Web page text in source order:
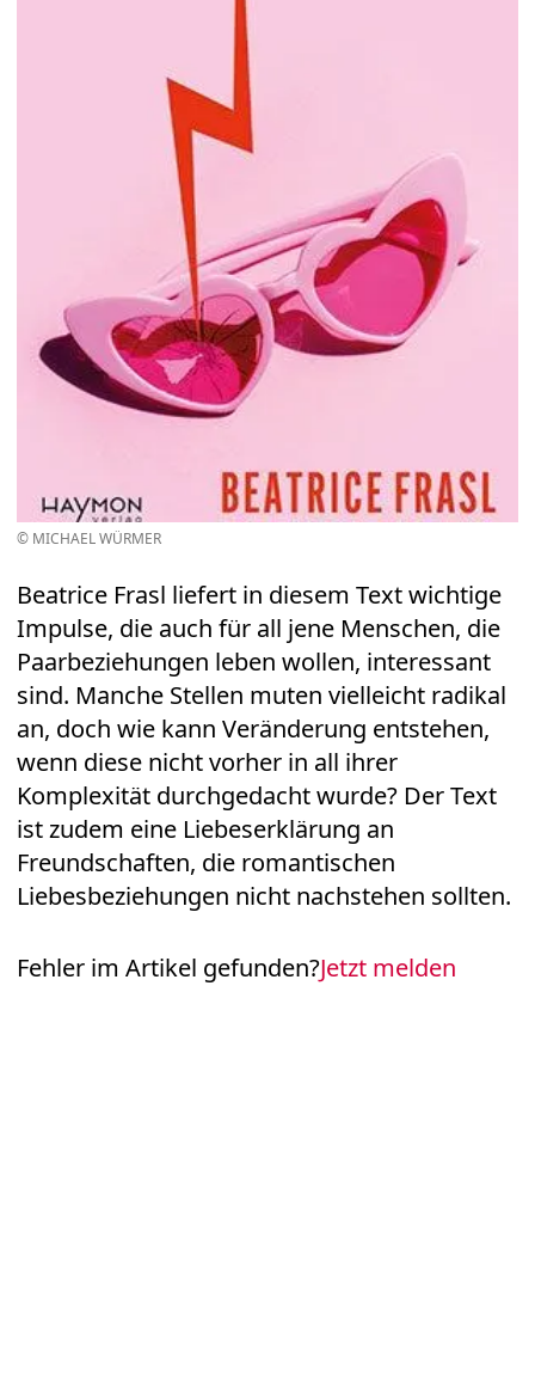
© MICHAEL WÜRMER
Beatrice Frasl liefert in diesem Text wichtige
Impulse, die auch für all jene Menschen, die
Paarbeziehungen leben wollen, interessant
sind. Manche Stellen muten vielleicht radikal
an, doch wie kann Veränderung entstehen,
wenn diese nicht vorher in all ihrer
Komplexität durchgedacht wurde? Der Text
ist zudem eine Liebeserklärung an
Freundschaften, die romantischen
Liebesbeziehungen nicht nachstehen sollten.
Fehler im Artikel gefunden?Jetzt melden